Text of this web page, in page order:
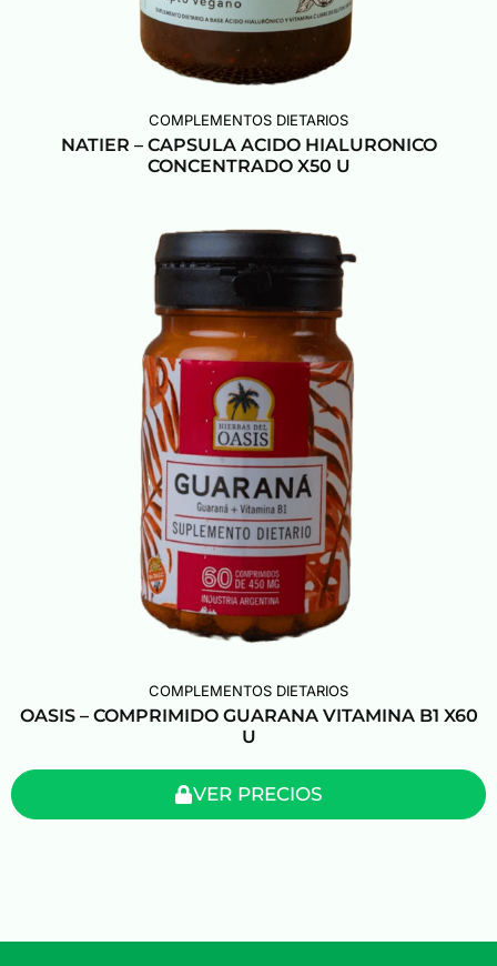
COMPLEMENTOS DIETARIOS
NATIER – CAPSULA ACIDO HIALURONICO
CONCENTRADO X50 U
COMPLEMENTOS DIETARIOS
OASIS – COMPRIMIDO GUARANA VITAMINA B1 X60
U
VER PRECIOS